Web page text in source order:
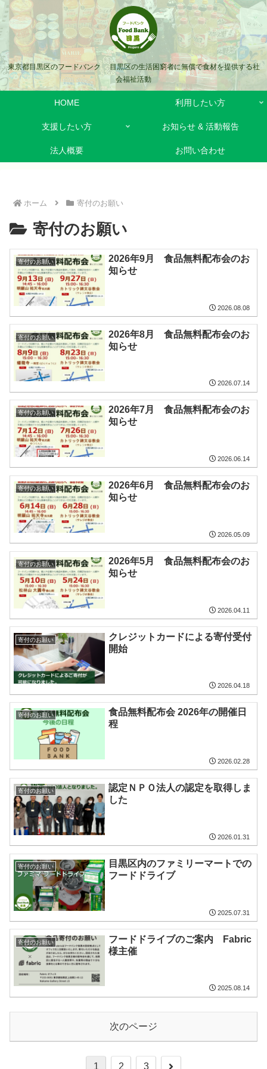
東京都目黒区のフードバンク 目黒区の生活困窮者に無償で食材を提供する社
会福祉活動
HOME 利用したい方
支援したい方 お知らせ & 活動報告
法人概要 お問い合わせ
ホーム 寄付のお願い
寄付のお願い
寄付のお願い
2026年9月 食品無料配布会のお
知らせ
2026.08.08
寄付のお願い
2026年8月 食品無料配布会のお
知らせ
2026.07.14
寄付のお願い
2026年7月 食品無料配布会のお
知らせ
2026.06.14
寄付のお願い
2026年6月 食品無料配布会のお
知らせ
2026.05.09
寄付のお願い
2026年5月 食品無料配布会のお
知らせ
2026.04.11
寄付のお願い
クレジットカードによる寄付受付
開始
2026.04.18
寄付のお願い
食品無料配布会 2026年の開催日
程
2026.02.28
寄付のお願い
認定ＮＰＯ法人の認定を取得しま
した
2026.01.31
寄付のお願い
目黒区内のファミリーマートでの
フードドライブ
2025.07.31
寄付のお願い
フードドライブのご案内 Fabric
様主催
2025.08.14
次のページ
1 2 3 次